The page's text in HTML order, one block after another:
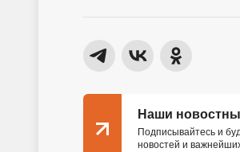
Наши
Подписывайтесь и
новостей и